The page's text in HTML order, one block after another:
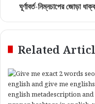
ঘূর্ণাবর্ত-নিম্নচাপের জোড়া
Related